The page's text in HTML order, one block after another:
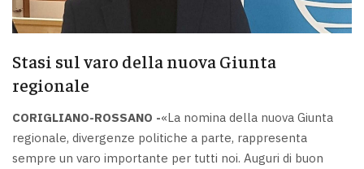
Stasi sul varo della nuova Giunta
regionale
CORIGLIANO-ROSSANO -«La nomina della nuova Giunta
regionale, divergenze politiche a parte, rappresenta
sempre un varo importante per tutti noi. Auguri di buon